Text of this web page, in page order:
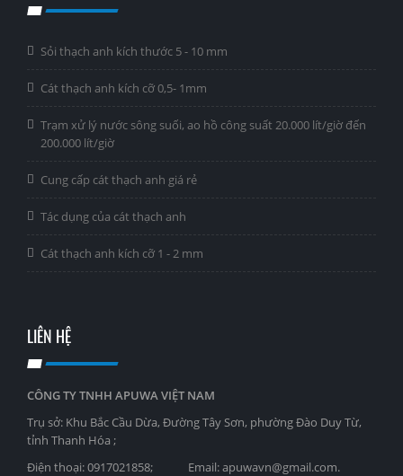
Sỏi thạch anh kích thước 5 - 10 mm
Cát thạch anh kích cỡ 0,5- 1mm
Trạm xử lý nước sông suối, ao hồ công suất 20.000 lít/giờ đến
200.000 lít/giờ
Cung cấp cát thạch anh giá rẻ
Tác dụng của cát thạch anh
Cát thạch anh kích cỡ 1 - 2 mm
LIÊN HỆ
CÔNG TY TNHH APUWA VIỆT NAM
Trụ sở: Khu Bắc Cầu Dừa, Đường Tây Sơn, phường Đào Duy Từ,
tỉnh Thanh Hóa ;
Điện thoại: 0917021858; Email: apuwavn@gmail.com.